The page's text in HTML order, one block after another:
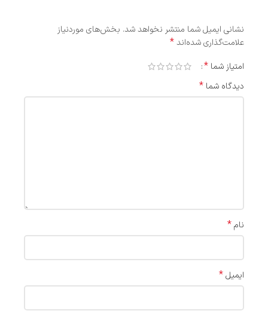
نشانی ایمیل شما منتشر نخواهد شد. بخش‌های موردنیاز
علامت‌گذاری شده‌اند*
امتیاز شما *
دیدگاه شما *
نام*
ایمیل*